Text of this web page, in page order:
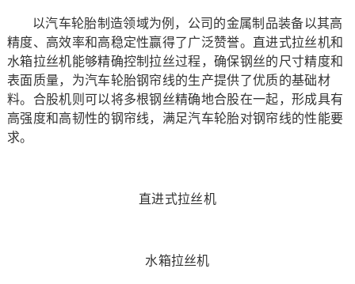
以汽车轮胎制造领域为例，公司的金属制品装备以其高
精度、高效率和高稳定性赢得了广泛赞誉。直进式拉丝机和
水箱拉丝机能够精确控制拉丝过程，确保钢丝的尺寸精度和
表面质量，为汽车轮胎钢帘线的生产提供了优质的基础材
料。合股机则可以将多根钢丝精确地合股在一起，形成具有
高强度和高韧性的钢帘线，满足汽车轮胎对钢帘线的性能要
求。
直进式拉丝机
水箱拉丝机